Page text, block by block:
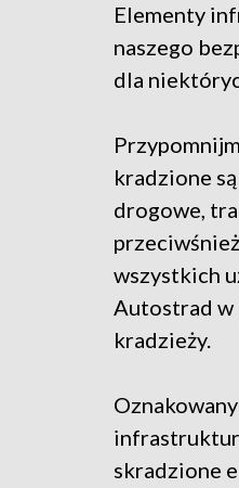
Elementy
naszego
dla
kradzione
drogowe,
wszystkich
Autostrad w
kradzieży.
skradzione